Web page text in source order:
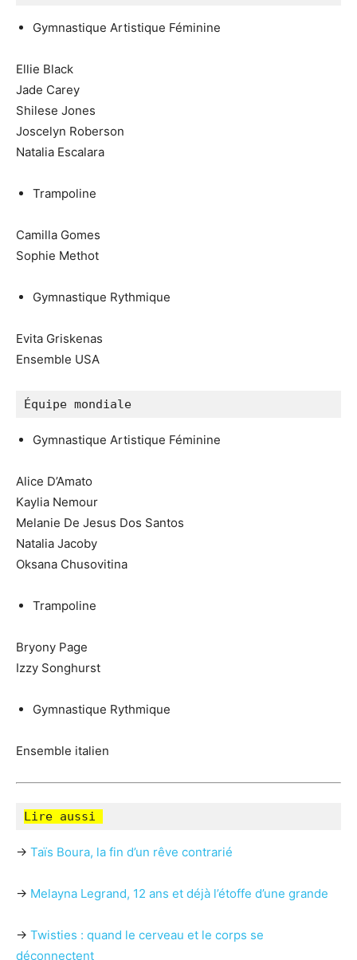
Gymnastique Artistique Féminine
Ellie Black
Jade Carey
Shilese Jones
Joscelyn Roberson
Natalia Escalara
Trampoline
Camilla Gomes
Sophie Methot
Gymnastique Rythmique
Evita Griskenas
Ensemble USA
Équipe mondiale
Gymnastique Artistique Féminine
Alice D’Amato
Kaylia Nemour
Melanie De Jesus Dos Santos
Natalia Jacoby
Oksana Chusovitina
Trampoline
Bryony Page
Izzy Songhurst
Gymnastique Rythmique
Ensemble italien
Lire aussi
→ Taïs Boura, la fin d’un rêve contrarié
→ Melayna Legrand, 12 ans et déjà l’étoffe d’une grande
→ Twisties : quand le cerveau et le corps se
déconnectent